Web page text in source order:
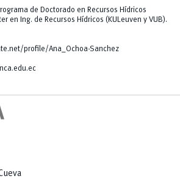
de Doctorado en Recursos Hídricos
en Ing. de Recursos Hídricos (KULeuven y VUB).
profile/Ana_Ochoa-Sanchez